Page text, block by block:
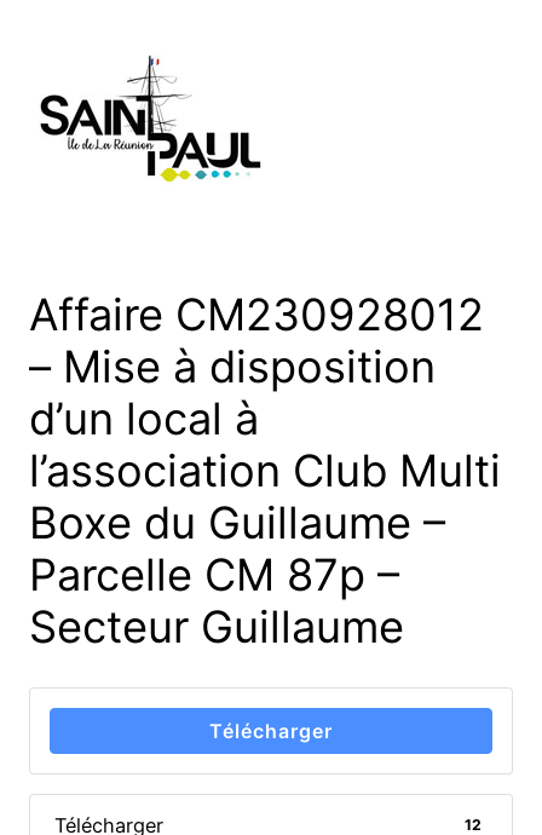
Affaire CM230928012
– Mise à disposition
d’un local à
l’association Club Multi
Boxe du Guillaume –
Parcelle CM 87p –
Secteur Guillaume
Télécharger
Télécharger 12